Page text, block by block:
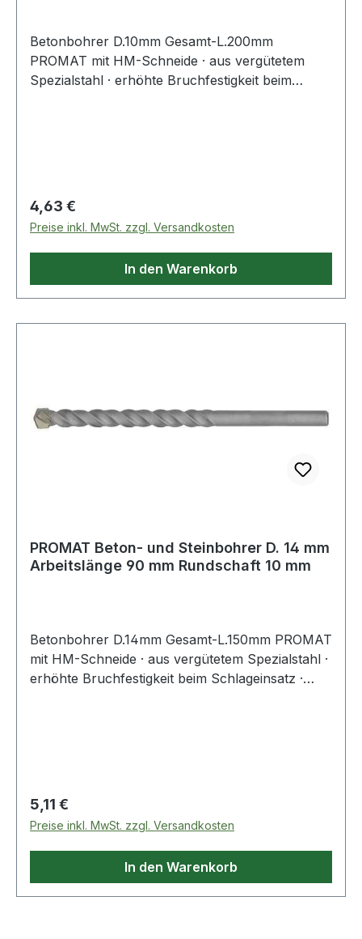
Betonbohrer D.10mm Gesamt-L.200mm
PROMAT mit HM-Schneide · aus vergütetem
Spezialstahl · erhöhte Bruchfestigkeit beim
Regulärer Preis:
4,63 €
Preise inkl. MwSt. zzgl. Versandkosten
In den Warenkorb
PROMAT Beton- und Steinbohrer D. 14 mm
Arbeitslänge 90 mm Rundschaft 10 mm
Betonbohrer D.14mm Gesamt-L.150mm PROMAT
mit HM-Schneide · aus vergütetem Spezialstahl ·
erhöhte Bruchfestigkeit beim Schlageinsatz ·
Regulärer Preis:
5,11 €
Preise inkl. MwSt. zzgl. Versandkosten
In den Warenkorb